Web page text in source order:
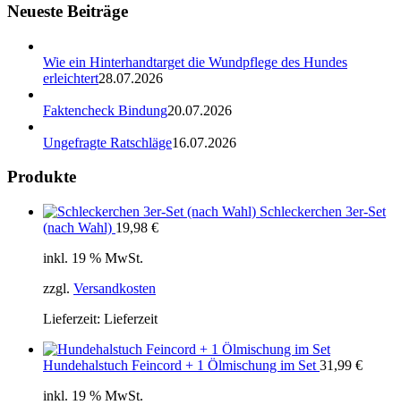
Neueste Beiträge
Wie ein Hinterhandtarget die Wundpflege des Hundes
erleichtert28.07.2026
Faktencheck Bindung20.07.2026
Ungefragte Ratschläge16.07.2026
Produkte
Schleckerchen 3er-Set
(nach Wahl) 19,98 €
inkl. 19 % MwSt.
zzgl. Versandkosten
Lieferzeit: Lieferzeit
Hundehalstuch Feincord + 1 Ölmischung im Set 31,99 €
inkl. 19 % MwSt.